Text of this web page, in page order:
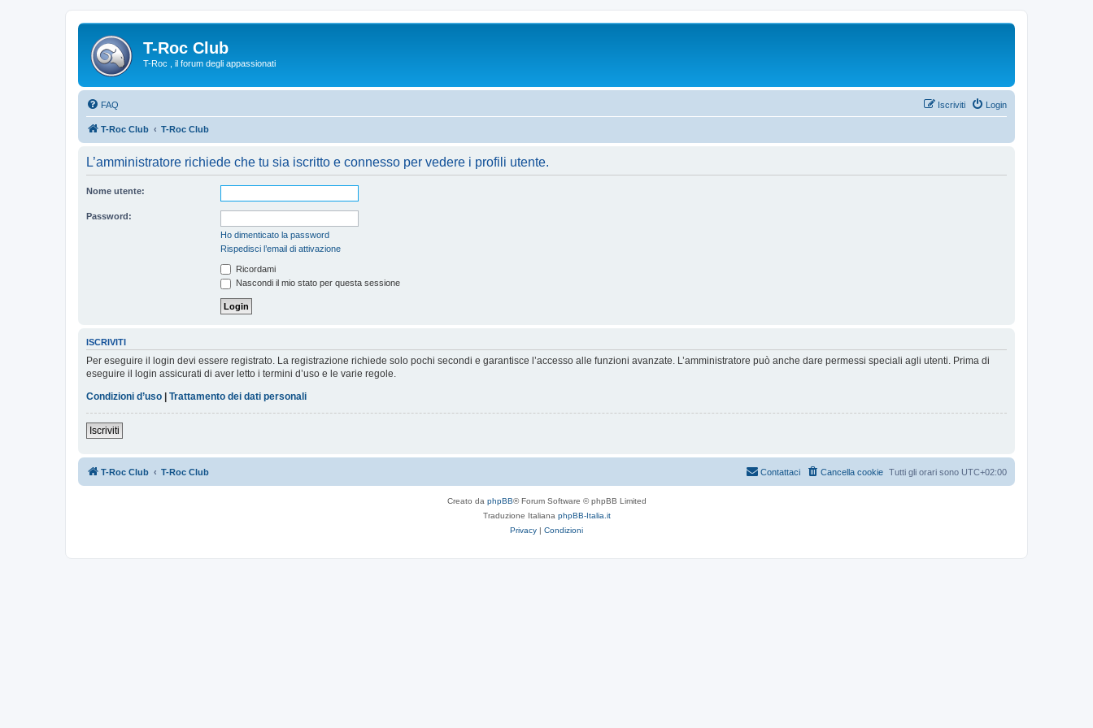
T-Roc Club
T-Roc , il forum degli appassionati
FAQ Login
Iscriviti
T-Roc Club T-Roc Club
L’amministratore richiede che tu sia iscritto e connesso per vedere i profili utente.
Nome utente:
Password:
Ho dimenticato la password
Rispedisci l’email di attivazione
Ricordami
Nascondi il mio stato per questa sessione
ISCRIVITI
Per eseguire il login devi essere registrato. La registrazione richiede solo pochi secondi e garantisce l’accesso alle funzioni avanzate. L’amministratore può anche dare permessi speciali agli utenti. Prima di
eseguire il login assicurati di aver letto i termini d’uso e le varie regole.
Condizioni d’uso
Trattamento dei dati personali
Iscriviti
T-Roc Club T-Roc Club Tutti gli orari sono UTC+02:00
Cancella cookie
Contattaci
Creato da phpBB® Forum Software © phpBB Limited
Traduzione Italiana phpBB-Italia.it
Privacy | Condizioni